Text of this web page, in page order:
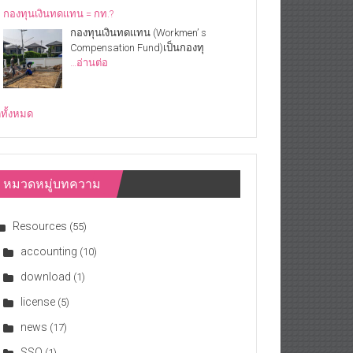
กองทุนเงินทดแทน = กท.?
กองทุนเงินทดแทน (Workmen’ s
Compensation Fund)เป็นกองทุ
…อ่านต่อ
ทั้งหมด
หมวดหมู่บทความ
Resources (55)
accounting (10)
download (1)
license (5)
news (17)